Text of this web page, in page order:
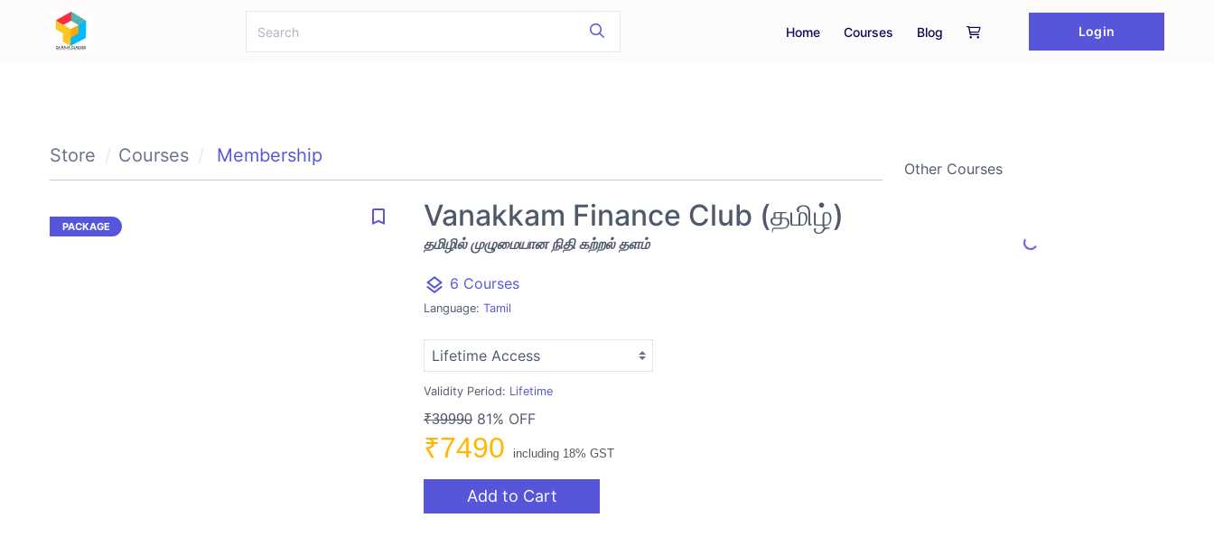
Home Courses Blog Login
Store Courses Membership
bookmark_border Vanakkam Finance Club (தமிழ்)
தமிழில் முழுமையான நிதி கற்றல் தளம்
layers 6 Courses
Language: Tamil
Validity Period: Lifetime
₹3999081% OFF
₹7490 including 18% GST
Add to Cart
Other Courses